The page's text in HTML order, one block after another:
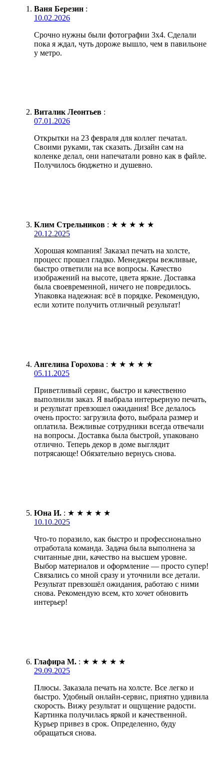
Ваня Березин :
10.02.2026
Срочно нужны были фотографии 3х4. Сделали
пока я ждал, чуть дороже вышло, чем в павильоне
у метро.
Виталик Леонтьев :
07.01.2026
Открытки на 23 февраля для коллег печатал.
Своими руками, так сказать. Дизайн сам на
коленке делал, они напечатали ровно как в файле.
Получилось бюджетно и душевно.
Клим Стрельников : ★ ★ ★ ★ ★
20.12.2025
Хорошая компания! Заказал печать на холсте,
процесс прошел гладко. Менеджеры вежливые,
быстро ответили на все вопросы. Качество
изображений на высоте, цвета яркие. Доставка
была своевременной, ничего не повредилось.
Упаковка надежная: всё в порядке. Рекомендую,
если хотите получить отличный результат!
Ангелина Горохова : ★ ★ ★ ★ ★
05.11.2025
Приветливый сервис, быстро и качественно
выполнили заказ. Я выбрала интерьерную печать,
и результат превзошел ожидания! Все делалось
очень просто: загрузила фото, выбрала размер и
оплатила. Вежливые сотрудники всегда отвечали
на вопросы. Доставка была быстрой, упаковано
отлично. Теперь декор в доме выглядит
потрясающе! Обязательно вернусь снова.
Юна И. : ★ ★ ★ ★ ★
10.10.2025
Что-то поразило, как быстро и профессионально
отработала команда. Задача была выполнена за
считанные дни, качество на высшем уровне.
Выбор материалов и оформление — просто супер!
Связались со мной сразу и уточнили все детали.
Результат превзошёл ожидания, работаю с ними
снова. Рекомендую всем, кто хочет обновить
интерьер!
Глафира М. : ★ ★ ★ ★ ★
29.09.2025
Плюсы. Заказала печать на холсте. Все легко и
быстро. Удобный онлайн-сервис, приятно удивила
скорость. Вижу результат и ощущение радости.
Картинка получилась яркой и качественной.
Курьер привез в срок. Определенно, буду
обращаться снова.